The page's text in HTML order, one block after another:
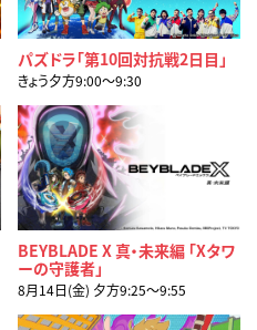
パズドラ「第10回対抗戦2日目」
きょう夕方9:00〜9:30
BEYBLADE X 真・未来編 「Xタワ
ーの守護者」
8月14日(金) 夕方9:25〜9:55